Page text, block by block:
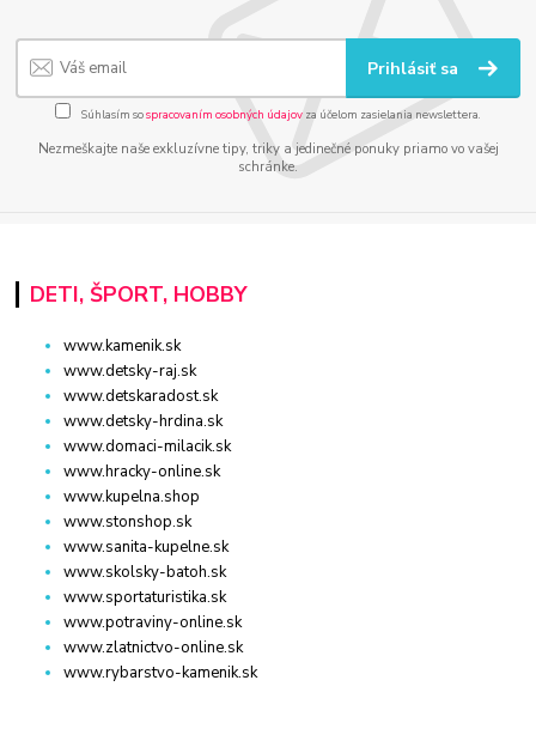
Prihlásiť sa
Súhlasím sospracovaním osobných údajov za účelom zasielania newslettera.
Nezmeškajte naše exkluzívne tipy, triky a jedinečné ponuky priamo vo vašej
schránke.
DETI, ŠPORT, HOBBY
www.kamenik.sk
www.detsky-raj.sk
www.detskaradost.sk
www.detsky-hrdina.sk
www.domaci-milacik.sk
www.hracky-online.sk
www.kupelna.shop
www.stonshop.sk
www.sanita-kupelne.sk
www.skolsky-batoh.sk
www.sportaturistika.sk
www.potraviny-online.sk
www.zlatnictvo-online.sk
www.rybarstvo-kamenik.sk